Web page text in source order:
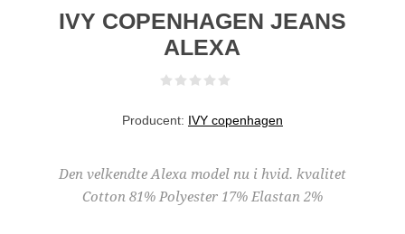
IVY COPENHAGEN JEANS
ALEXA
Producent: IVY copenhagen
Den velkendte Alexa model nu i hvid. kvalitet
Cotton 81% Polyester 17% Elastan 2%